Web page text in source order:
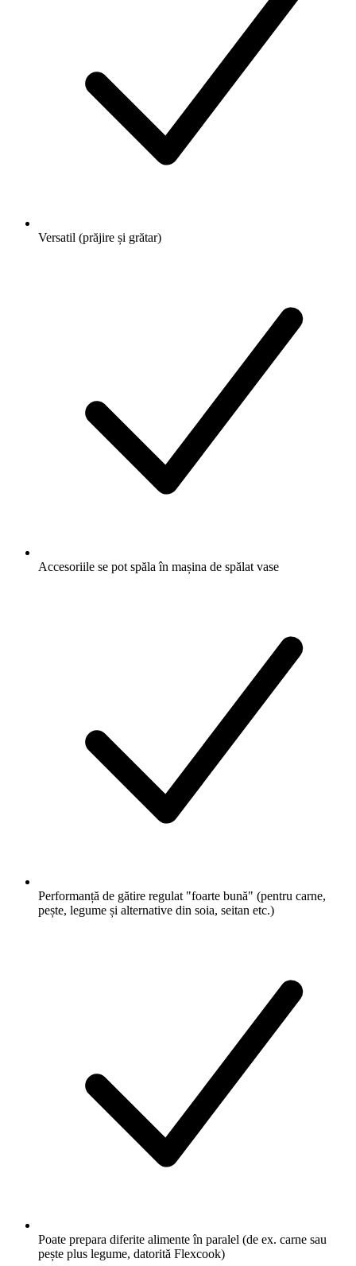
Versatil (prăjire și grătar)
Accesoriile se pot spăla în mașina de spălat vase
Performanță de gătire regulat "foarte bună" (pentru carne,
pește, legume și alternative din soia, seitan etc.)
Poate prepara diferite alimente în paralel (de ex. carne sau
pește plus legume, datorită Flexcook)